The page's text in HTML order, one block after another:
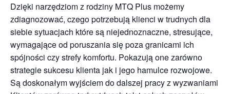
Dzięki narzędziom z rodziny MTQ Plus możemy
zdiagnozować, czego potrzebują klienci w trudnych dla
siebie sytuacjach które są niejednoznaczne, stresujące,
wymagające od poruszania się poza granicami ich
spójności czy strefy komfortu. Pokazują one zarówno
strategie sukcesu klienta jak i jego hamulce rozwojowe.
Są doskonałym wyjściem do dalszej pracy z wyzwaniami